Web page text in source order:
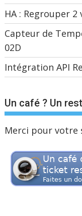
HA : Regrouper
Capteur de
02D
Intégration API
Un café ? Un
Merci pour votre